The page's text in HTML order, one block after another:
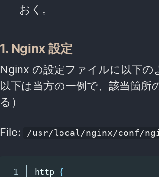
おく。
1. Nginx 設定
Nginx の設定ファイルに以下の
以下は当方の一例で、該当箇所
る）
File: /usr/local/nginx/conf/
1
http {